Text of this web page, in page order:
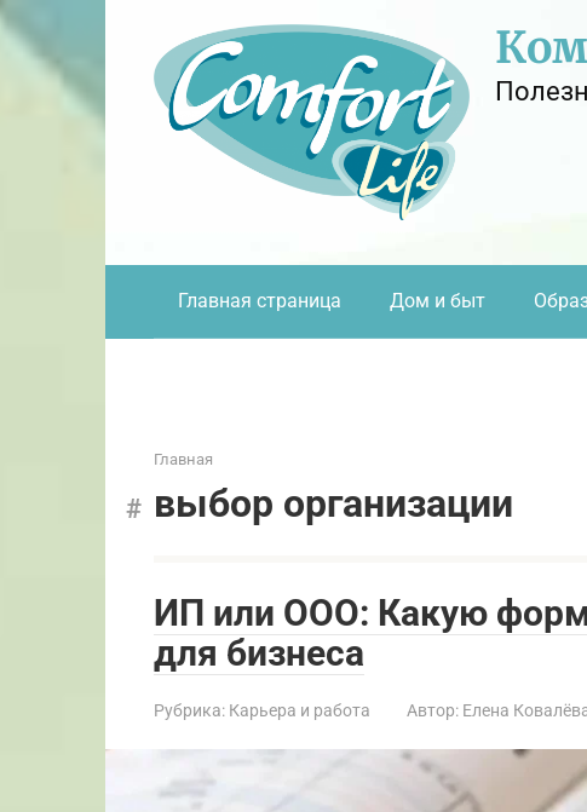
Перейти
контенту
Главная страница Дом и быт
Главная
выбор организации
ИП или ООО: Какую
для бизнеса
Рубрика: Карьера и работа Автор: Елена